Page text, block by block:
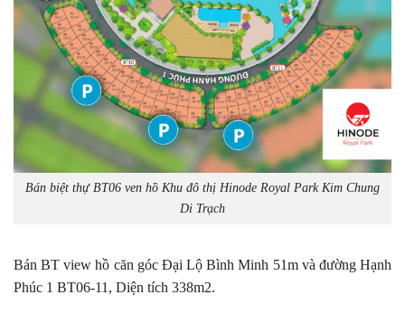
Bán biệt thự BT06 ven hồ Khu đô thị Hinode Royal Park Kim Chung
Di Trạch
Bán BT view hồ căn góc Đại Lộ Bình Minh 51m và đường Hạnh
Phúc 1 BT06-11, Diện tích 338m2.